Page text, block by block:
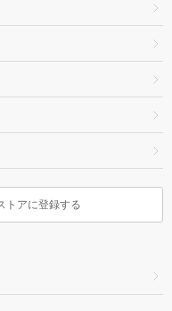
トアに登録する